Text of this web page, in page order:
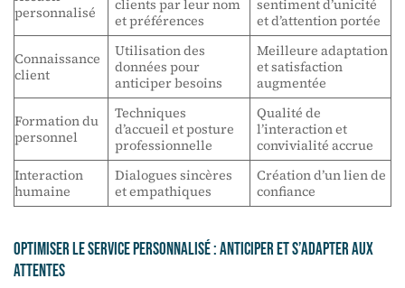
personnalisé
clients par leur nom
et préférences
sentiment d’unicité
et d’attention portée
Connaissance
client
Utilisation des
données pour
anticiper besoins
Meilleure adaptation
et satisfaction
augmentée
Formation du
personnel
Techniques
d’accueil et posture
professionnelle
Qualité de
l’interaction et
convivialité accrue
Interaction
humaine
Dialogues sincères
et empathiques
Création d’un lien de
confiance
Optimiser le service personnalisé : Anticiper et s’adapter aux
attentes